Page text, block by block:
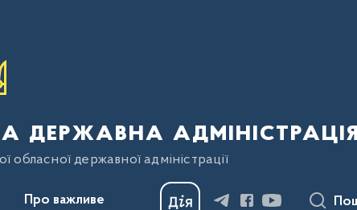
державна адміністрація
обласної державної адміністрації
Про важливе